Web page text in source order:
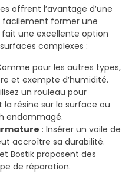
offrent l’avantage d’une
former une
une excellente option
complexes :
pour les autres types,
et exempte d’humidité.
un rouleau pour
résine sur la surface ou
endommagé.
: Insérer un voile de
accroître sa durabilité.
Bostik proposent des
de réparation.